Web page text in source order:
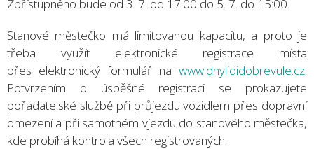
Zpřístupněno bude od 3. 7. od 17:00 do 5. 7. do 15:00.
Stanové městečko má limitovanou kapacitu, a proto je
třeba využít elektronické registrace místa
přes elektronický formulář na www.dnylididobrevule.cz.
Potvrzením o úspěšné registraci se prokazujete
pořadatelské službě při průjezdu vozidlem přes dopravní
omezení a při samotném vjezdu do stanového městečka,
kde probíhá kontrola všech registrovaných.